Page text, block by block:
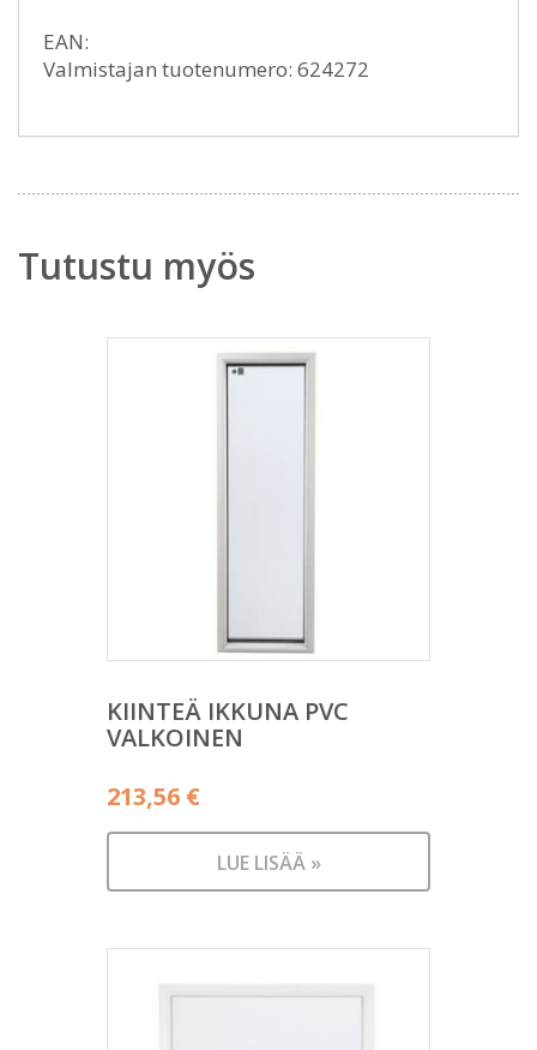
EAN:
Valmistajan tuotenumero: 624272
Tutustu myös
KIINTEÄ IKKUNA PVC
VALKOINEN
213,56 €
LUE LISÄÄ »